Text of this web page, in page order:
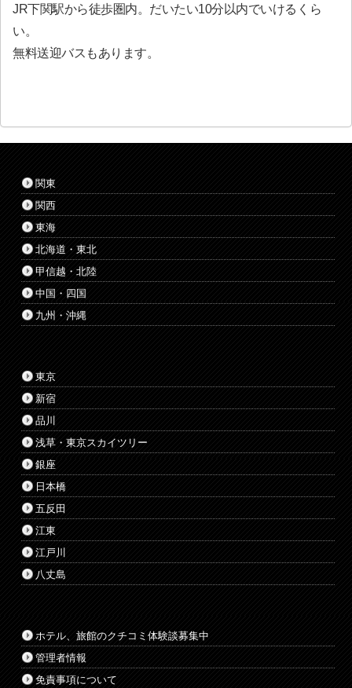
JR下関駅から徒歩圏内。だいたい10分以内でいけるくら
い。
無料送迎バスもあります。
関東
関西
東海
北海道・東北
甲信越・北陸
中国・四国
九州・沖縄
東京
新宿
品川
浅草・東京スカイツリー
銀座
日本橋
五反田
江東
江戸川
八丈島
ホテル、旅館のクチコミ体験談募集中
管理者情報
免責事項について